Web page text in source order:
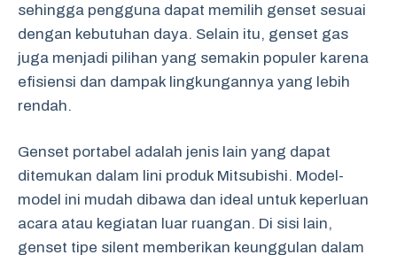
sehingga pengguna dapat memilih genset sesuai
dengan kebutuhan daya. Selain itu, genset gas
juga menjadi pilihan yang semakin populer karena
efisiensi dan dampak lingkungannya yang lebih
rendah.
Genset portabel adalah jenis lain yang dapat
ditemukan dalam lini produk Mitsubishi. Model-
model ini mudah dibawa dan ideal untuk keperluan
acara atau kegiatan luar ruangan. Di sisi lain,
genset tipe silent memberikan keunggulan dalam